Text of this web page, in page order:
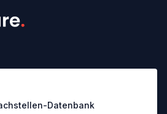
Datenbank